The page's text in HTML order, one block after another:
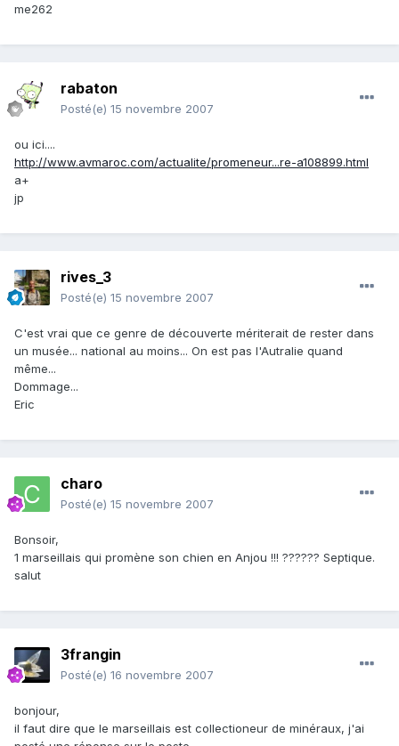
me262
rabaton
Posté(e) 15 novembre 2007
ou ici....
http://www.avmaroc.com/actualite/promeneur...re-a108899.html
a+
jp
rives_3
Posté(e) 15 novembre 2007
C'est vrai que ce genre de découverte mériterait de rester dans
un musée... national au moins... On est pas l'Autralie quand
même...
Dommage...
Eric
charo
Posté(e) 15 novembre 2007
Bonsoir,
1 marseillais qui promène son chien en Anjou !!! ?????? Septique.
salut
3frangin
Posté(e) 16 novembre 2007
bonjour,
il faut dire que le marseillais est collectioneur de minéraux, j'ai